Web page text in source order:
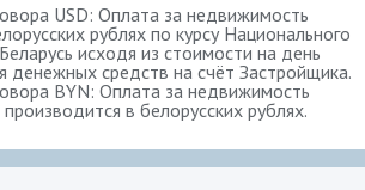
USD: Оплата за недвижимость
рублях по курсу Национального
исходя из стоимости на день
денежных средств на счёт Застройщика.
BYN: Оплата за недвижимость
в белорусских рублях.